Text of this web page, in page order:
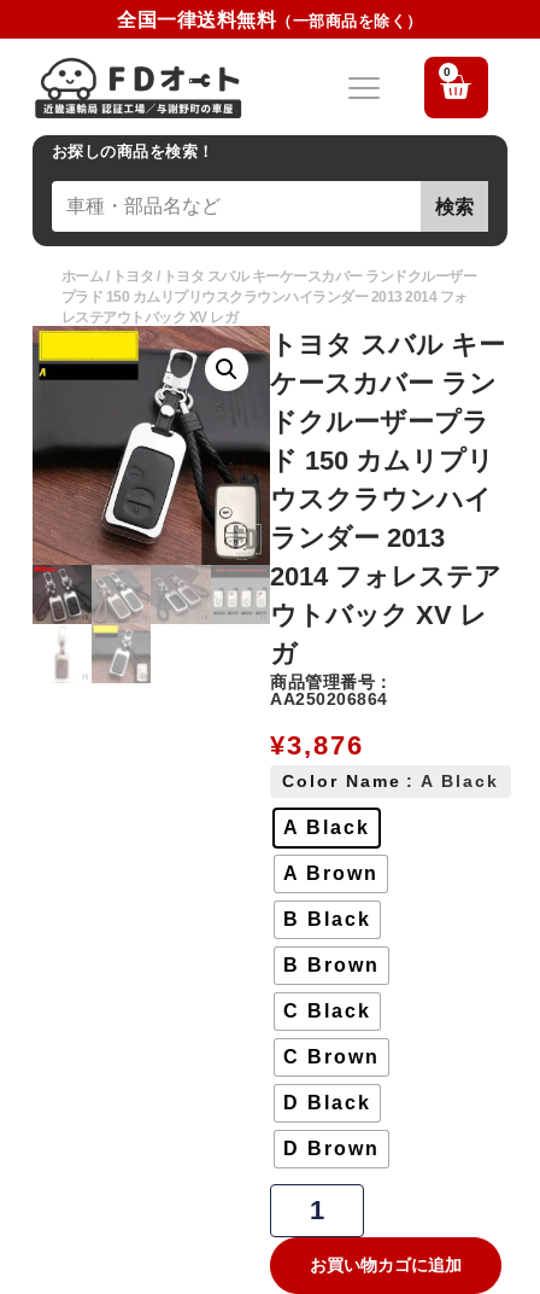
全国一律送料無料（一部商品を除く）
0
お探しの商品を検索！
検索
ホーム / トヨタ / トヨタ スバル キーケースカバー ランドクルーザー
プラド 150 カムリプリウスクラウンハイランダー 2013 2014 フォ
レステアウトバック XV レガ
トヨタ スバル キー
ケースカバー ラン
ドクルーザープラ
ド 150 カムリプリ
ウスクラウンハイ
ランダー 2013
2014 フォレステア
ウトバック XV レ
ガ
商品管理番号：
AA250206864
¥3,876
Color Name : A Black
A Black
A Brown
B Black
B Brown
C Black
C Brown
D Black
D Brown
お買い物カゴに追加